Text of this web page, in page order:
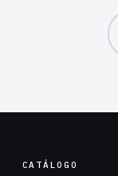
CATÁLOGO